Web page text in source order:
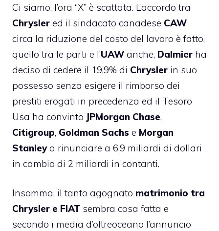
Ci siamo, l’ora “X” è scattata. L’accordo tra
Chrysler ed il sindacato canadese CAW
circa la riduzione del costo del lavoro è fatto,
quello tra le parti e l’UAW anche, Dalmier ha
deciso di cedere il 19,9% di Chrysler in suo
possesso senza esigere il rimborso dei
prestiti erogati in precedenza ed il Tesoro
Usa ha convinto JPMorgan Chase,
Citigroup, Goldman Sachs e Morgan
Stanleya rinunciare a 6,9 miliardi di dollari
in cambio di 2 miliardi in contanti.
Insomma, il tanto agognato matrimonio tra
Chrysler e FIAT sembra cosa fatta e
secondo i media d’oltreoceano l’annuncio